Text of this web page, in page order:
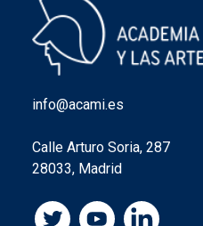
info@acami.es
Calle Arturo Soria, 287
28033, Madrid